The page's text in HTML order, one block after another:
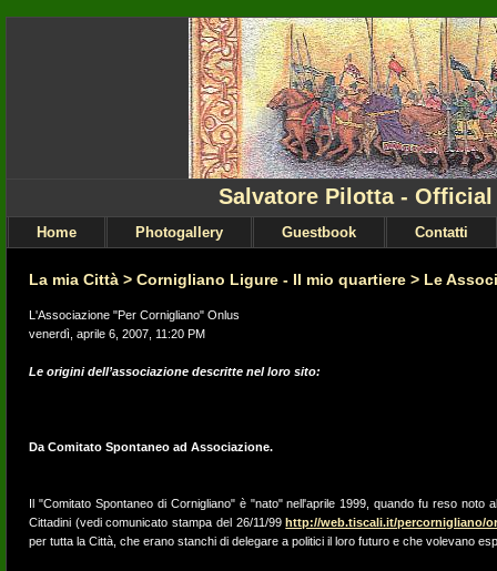
Salvatore Pilotta -
Home Photogallery Guestbook Contatti
La mia Città > Cornigliano Ligure - Il mio quartiere > Le
L'Associazione "Per Cornigliano" Onlus
venerdì, aprile 6, 2007, 11:20 PM
Le origini dell’associazione descritte nel loro sito:
Da Comitato Spontaneo ad Associazione.
Il "Comitato Spontaneo di Cornigliano" è "nato" nell'aprile 1999, quando fu reso noto
Cittadini (vedi comunicato stampa del 26/11/99http://web.tiscali.it/percornigliano/
per tutta la Città, che erano stanchi di delegare a politici il loro futuro e che volevano